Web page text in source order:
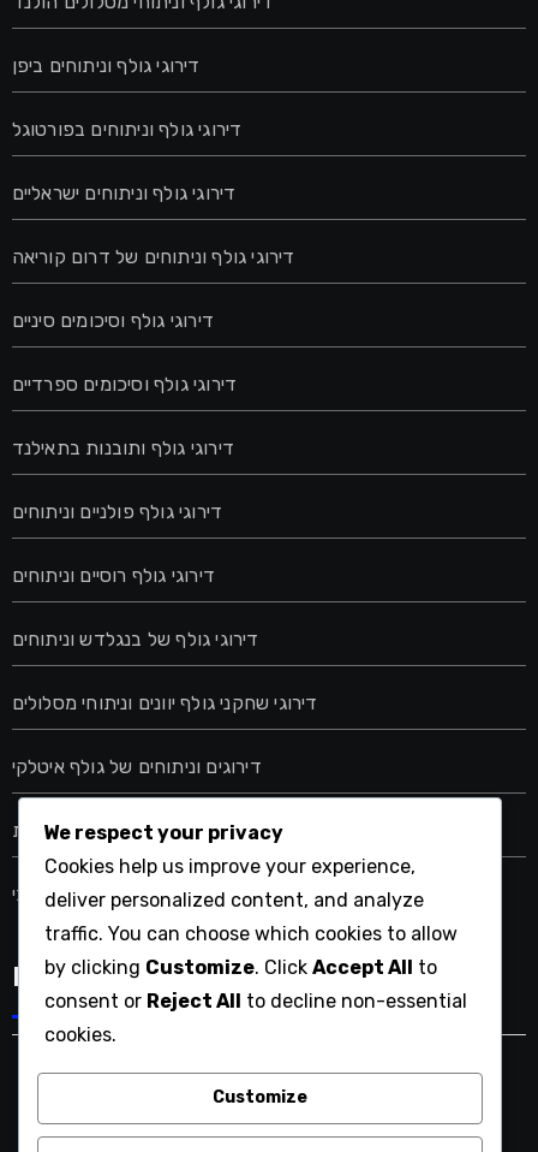
דירוגי גולף וניתוחים ביפן
דירוגי גולף וניתוחים בפורטוגל
דירוגי גולף וניתוחים ישראליים
דירוגי גולף וניתוחים של דרום קוריאה
דירוגי גולף וסיכומים סיניים
דירוגי גולף וסיכומים ספרדיים
דירוגי גולף ותובנות בתאילנד
דירוגי גולף פולניים וניתוחים
דירוגי גולף רוסיים וניתוחים
דירוגי גולף של בנגלדש וניתוחים
דירוגי שחקני גולף יוונים וניתוחי מסלולים
דירוגים וניתוחים של גולף איטלקי
דירוגים וניתוחים של גולף בערב הסעודית
דירוגים וניתוחים של גולף צ'כי
Language
We respect your privacy
Cookies help us improve your experience,
deliver personalized content, and analyze
traffic. You can choose which cookies to allow
by clicking Customize. Click Accept All to
consent or Reject All to decline non-essential
cookies.
Customize